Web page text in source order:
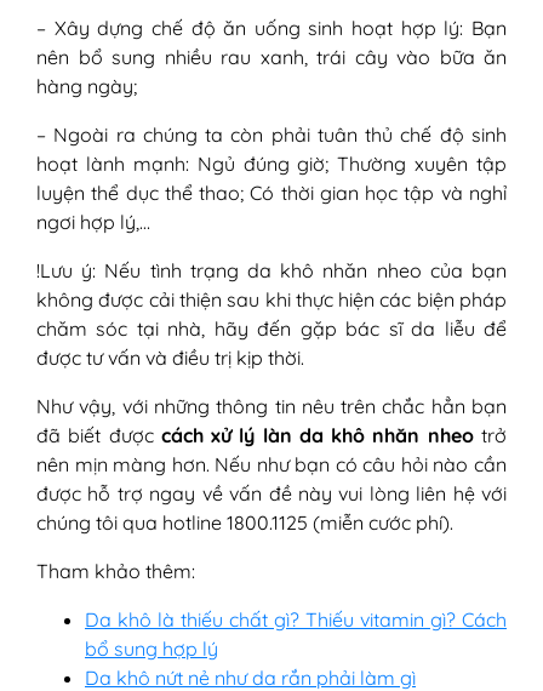
– Xây dựng chế độ ăn uống sinh hoạt hợp lý: Bạn
nên bổ sung nhiều rau xanh, trái cây vào bữa ăn
hàng ngày;
– Ngoài ra chúng ta còn phải tuân thủ chế độ sinh
hoạt lành mạnh: Ngủ đúng giờ; Thường xuyên tập
luyện thể dục thể thao; Có thời gian học tập và nghỉ
ngơi hợp lý,…
!Lưu ý: Nếu tình trạng da khô nhăn nheo của bạn
không được cải thiện sau khi thực hiện các biện pháp
chăm sóc tại nhà, hãy đến gặp bác sĩ da liễu để
được tư vấn và điều trị kịp thời.
Như vậy, với những thông tin nêu trên chắc hẳn bạn
đã biết được cách xử lý làn da khô nhăn nheotrở
nên mịn màng hơn. Nếu như bạn có câu hỏi nào cần
được hỗ trợ ngay về vấn đề này vui lòng liên hệ với
chúng tôi qua hotline 1800.1125 (miễn cước phí).
Tham khảo thêm:
Da khô là thiếu chất gì? Thiếu vitamin gì? Cách
bổ sung hợp lý
Da khô nứt nẻ như da rắn phải làm gì